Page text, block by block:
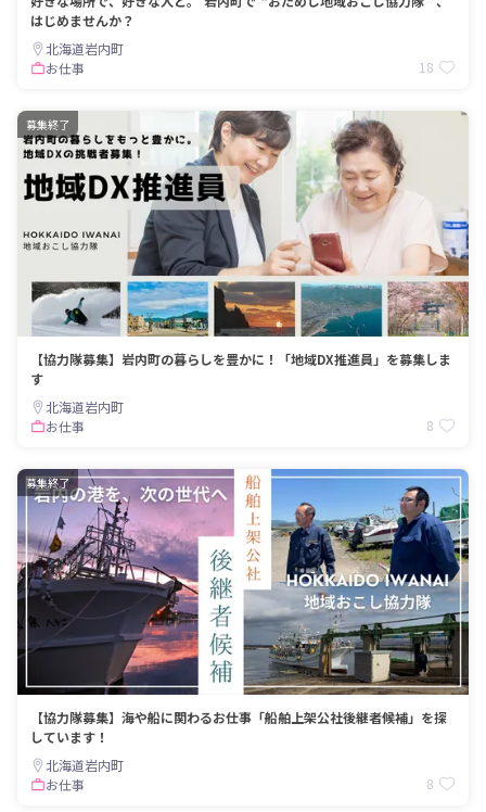
はじめませんか？
北海道岩内町
お仕事
18
募集終了
【協力隊募集】岩内町の暮らしを豊かに！「地域DX推進員」を募集しま
す
北海道岩内町
お仕事
8
募集終了
【協力隊募集】海や船に関わるお仕事「船舶上架公社後継者候補」を探
しています！
北海道岩内町
お仕事
8